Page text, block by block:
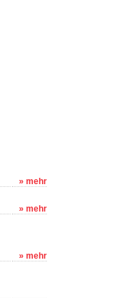
» mehr
» mehr
» mehr